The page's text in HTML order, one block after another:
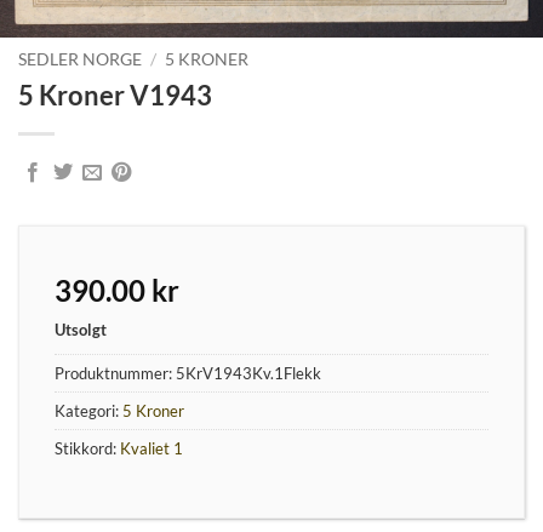
SEDLER NORGE / 5 KRONER
5 Kroner V1943
390.00 kr
Utsolgt
Produktnummer: 5KrV1943Kv.1Flekk
Kategori: 5 Kroner
Stikkord: Kvaliet 1